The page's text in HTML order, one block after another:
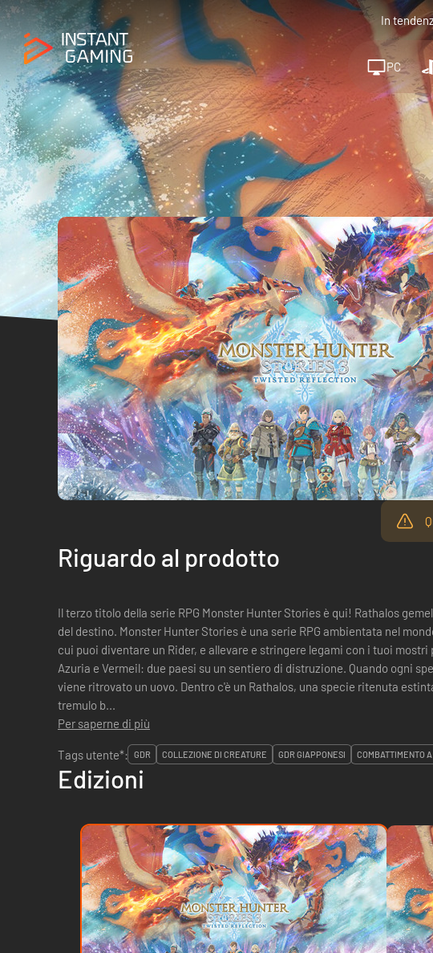
In
PC
Riguardo al prodotto
Il terzo titolo della serie RPG Monster Hunter Stories è qui! Rathalos
del destino. Monster Hunter Stories è una serie RPG ambientata nel mondo di Monster Hunter in
cui puoi diventare un Rider, e allevare e stringere legami con i tuoi mostri
Azuria e Vermeil: due paesi su un sentiero di distruzione. Quando ogni
viene ritrovato un uovo. Dentro c'è un Rathalos, una specie ritenuta estinta. Tuttavia,
tremulo b...
Per saperne di più
Tags utente*:
GDR COLLEZIONE DI CREATURE GDR GIAPPONESI COMBATTIMENTO
Edizioni